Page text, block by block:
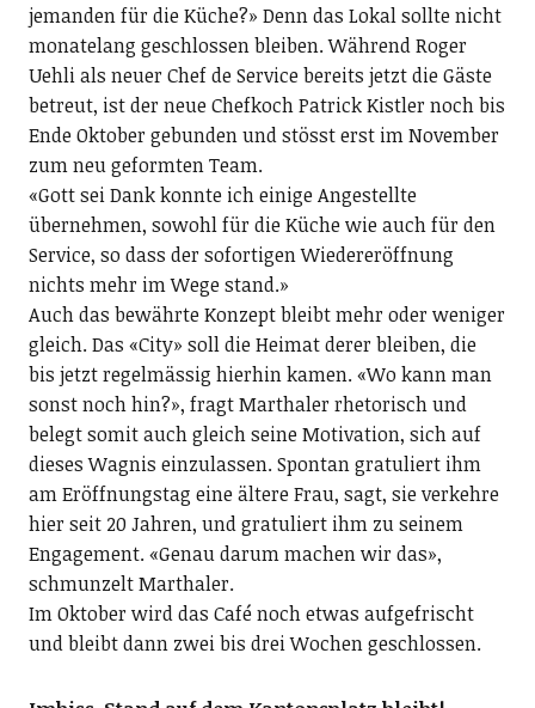
jemanden für die Küche?» Denn das Lokal sollte nicht
monatelang geschlossen bleiben. Während Roger
Uehli als neuer Chef de Service bereits jetzt die Gäste
betreut, ist der neue Chefkoch Patrick Kistler noch bis
Ende Oktober gebunden und stösst erst im November
zum neu geformten Team.
«Gott sei Dank konnte ich einige Angestellte
übernehmen, sowohl für die Küche wie auch für den
Service, so dass der sofortigen Wiedereröffnung
nichts mehr im Wege stand.»
Auch das bewährte Konzept bleibt mehr oder weniger
gleich. Das «City» soll die Heimat derer bleiben, die
bis jetzt regelmässig hierhin kamen. «Wo kann man
sonst noch hin?», fragt Marthaler rhetorisch und
belegt somit auch gleich seine Motivation, sich auf
dieses Wagnis einzulassen. Spontan gratuliert ihm
am Eröffnungstag eine ältere Frau, sagt, sie verkehre
hier seit 20 Jahren, und gratuliert ihm zu seinem
Engagement. «Genau darum machen wir das»,
schmunzelt Marthaler.
Im Oktober wird das Café noch etwas aufgefrischt
und bleibt dann zwei bis drei Wochen geschlossen.